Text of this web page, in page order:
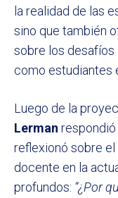
la realidad de las
sino que también
sobre los
como estudiantes
Luego de la
Lerman
reflexionó sobre
docente en la
profundos: “¿Por